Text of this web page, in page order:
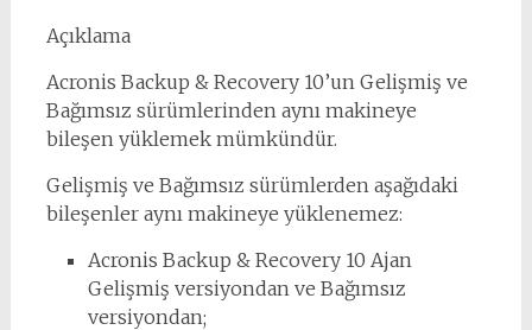
Açıklama
Acronis Backup & Recovery 10’un Gelişmiş ve
Bağımsız sürümlerinden aynı makineye
bileşen yüklemek mümkündür.
Gelişmiş ve Bağımsız sürümlerden aşağıdaki
bileşenler aynı makineye yüklenemez:
Acronis Backup & Recovery 10 Ajan
Gelişmiş versiyondan ve Bağımsız
versiyondan;